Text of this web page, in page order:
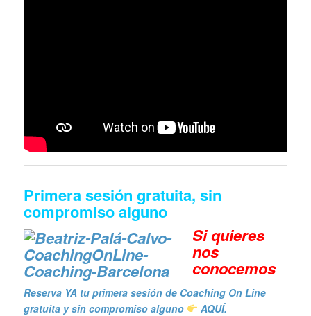
Primera sesión gratuita, sin
compromiso alguno
Si quieres
nos
conocemos
Reserva YA tu primera sesión de Coaching On Line
gratuita y sin compromiso alguno
AQUÍ.